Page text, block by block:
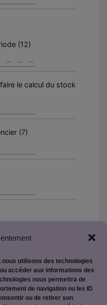
utilisons des technologies
accéder aux informations des
nous permettra de
de navigation ou les ID
ou de retirer son
(12)
le calcul du stock
(7)
Mots croisés